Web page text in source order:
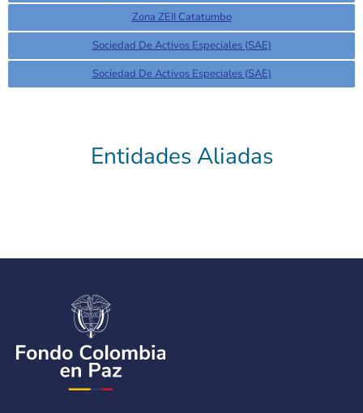
Zona ZEII Catatumbo
Sociedad De Activos Especiales (SAE)
Sociedad De Activos Especiales (SAE)
Entidades Aliadas